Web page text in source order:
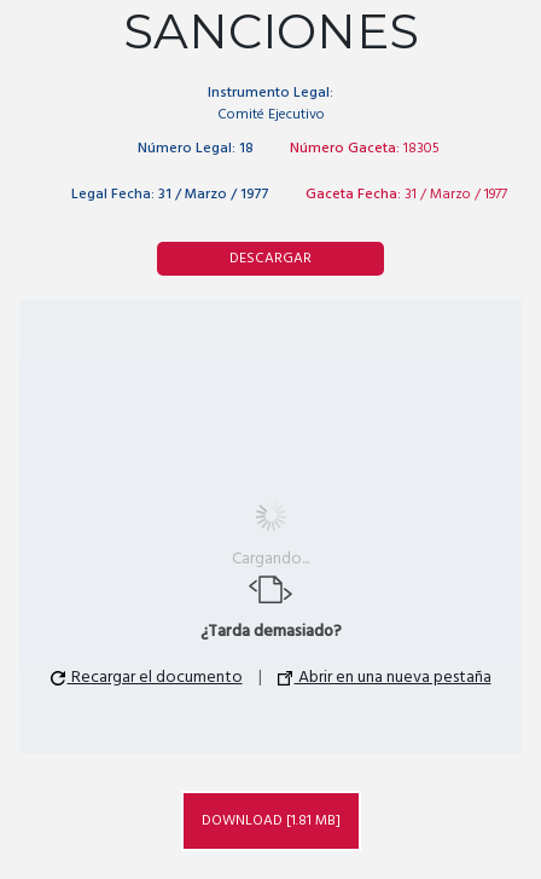
SANCIONES
Instrumento Legal:
Comité Ejecutivo
Número Legal: 18 Número Gaceta: 18305
Legal Fecha: 31 / Marzo / 1977 Gaceta Fecha: 31 / Marzo / 1977
DESCARGAR
Cargando...
¿Tarda demasiado?
Recargar el documento
| Abrir en una nueva pestaña
DOWNLOAD [1.81 MB]